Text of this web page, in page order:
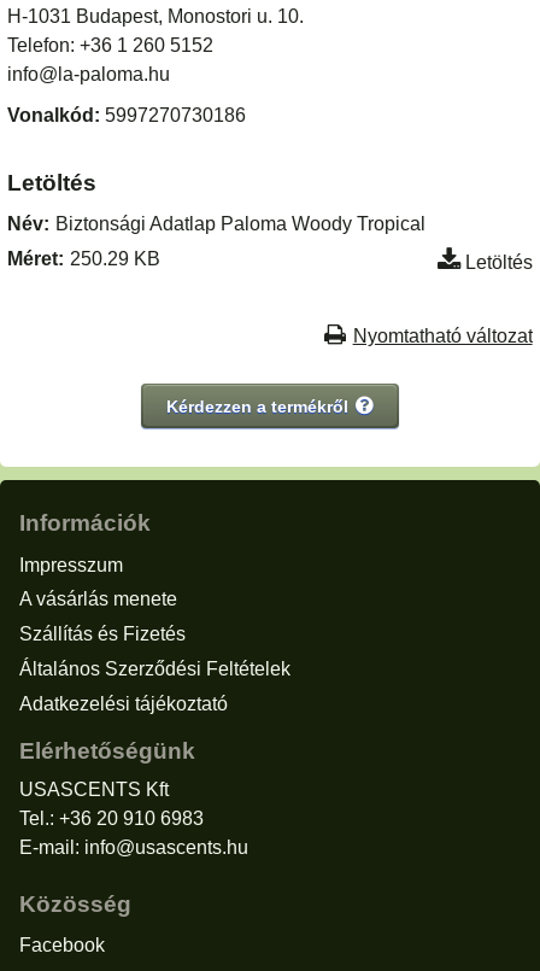
H-1031 Budapest, Monostori u. 10.
Telefon: +36 1 260 5152
info@la-paloma.hu
Vonalkód: 5997270730186
Letöltés
Név: Biztonsági Adatlap Paloma Woody Tropical
Méret: 250.29 KB Letöltés
Nyomtatható változat
Kérdezzen a termékről
Információk
Impresszum
A vásárlás menete
Szállítás és Fizetés
Általános Szerződési Feltételek
Adatkezelési tájékoztató
Elérhetőségünk
USASCENTS Kft
Tel.: +36 20 910 6983
E-mail: info@usascents.hu
Közösség
Facebook